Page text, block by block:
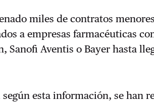
miles de contratos
a empresas farmacéuticas
Sanofi Aventis o Bayer hasta
esta información, se han